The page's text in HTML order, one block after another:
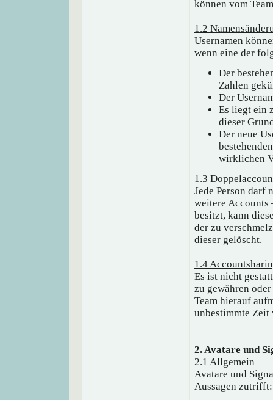
können vom
1.2
Usernamen
wenn eine der
Der
Zahlen
Der
Es liegt ein
dieser
Der neue
wirklichen
1.3
Jede Person darf
weitere Accounts
besitzt, kann
der zu
dieser gelöscht.
1.4
Es ist nicht
zu gewähren
Team hierauf
unbestimmte Zeit
2. Avatare und
2.1 Allgemein
Avatare und
Aussagen zutrifft: